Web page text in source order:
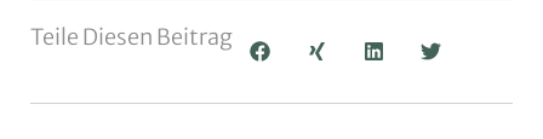
Teile Diesen Beitrag